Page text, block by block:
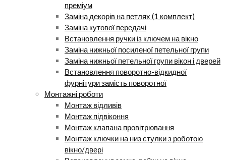
преміум
Заміна декорів на петлях (1 комплект)
Заміна кутової передачі
Встановлення ручки із ключем на вікно
Заміна нижньої посиленої петельної групи
Заміна нижньої петельної групи вікон і дверей
Встановлення поворотно-відкидної
фурнітури замість поворотної
Монтажні роботи
Монтаж відливів
Монтаж підвіконня
Монтаж клапана провітрювання
Монтаж ключки на низ стулки з роботою
вікно/двері